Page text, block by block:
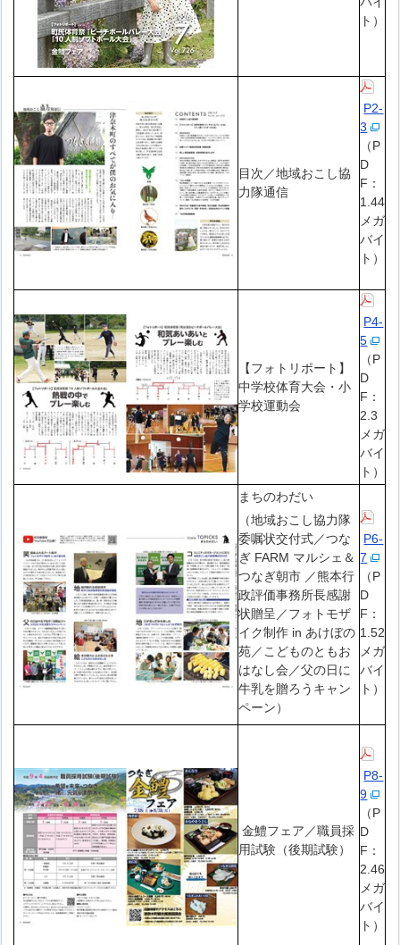
ト）
目次／地域おこし協
力隊通信
P2-
3
（P
D
F：
1.44
メガ
バイ
ト）
【フォトリポート】
中学校体育大会・小
学校運動会
P4-
5
（P
D
F：
2.3
メガ
バイ
ト）
まちのわだい
（地域おこし協力隊
委嘱状交付式／つな
ぎ FARM マルシェ＆
つなぎ朝市 ／熊本行
政評価事務所長感謝
状贈呈／フォトモザ
イク制作 in あけぼの
苑／こどものともお
はなし会／父の日に
牛乳を贈ろうキャン
ペーン）
P6-
7
（P
D
F：
1.52
メガ
バイ
ト）
金鱧フェア／職員採
用試験（後期試験）
P8-
9
（P
D
F：
2.46
メガ
バイ
ト）